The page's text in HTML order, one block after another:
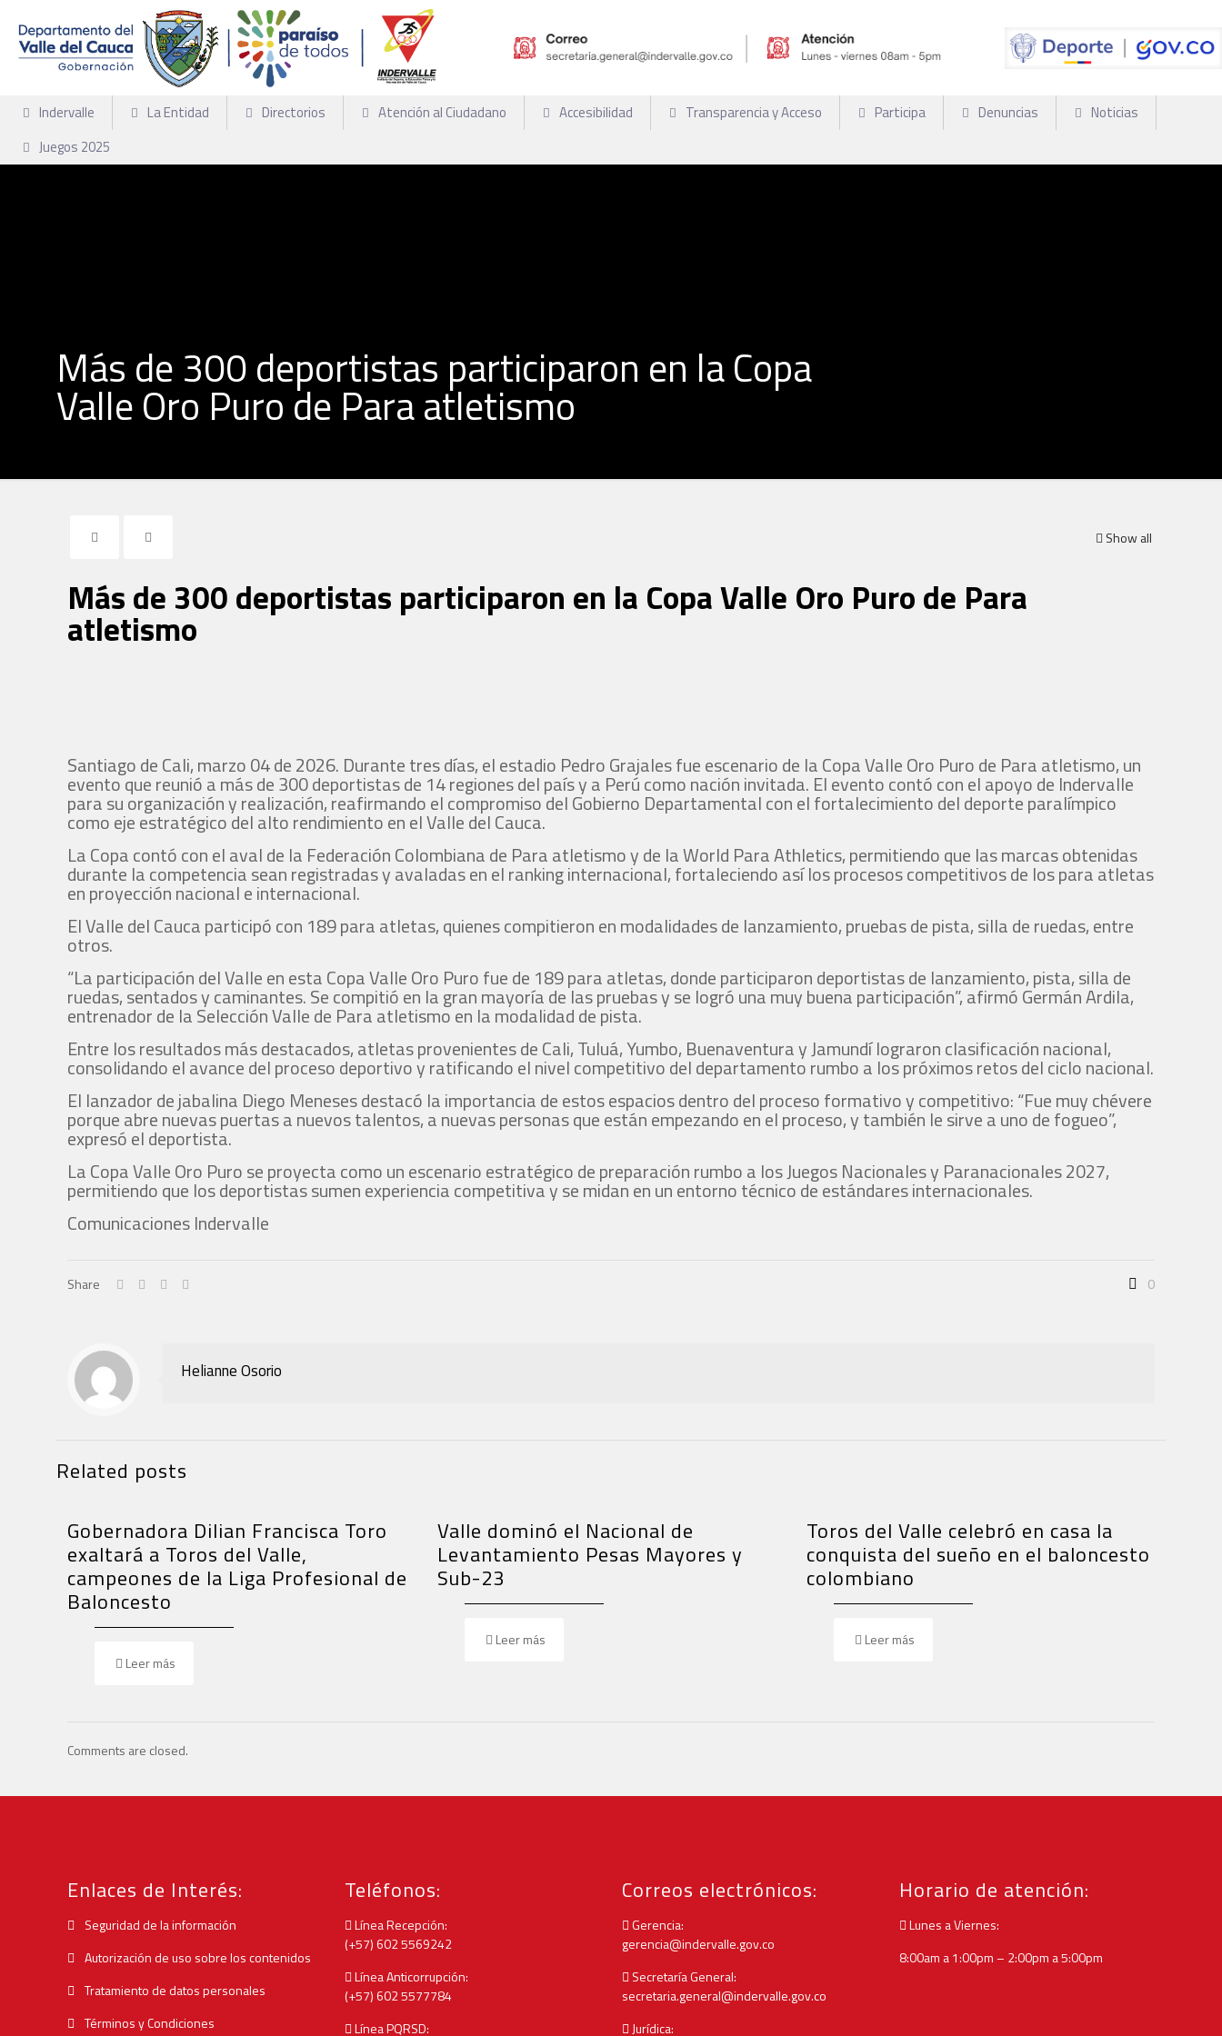
Indervalle La Entidad Directorios Atención al Ciudadano Accesibilidad Transparencia y Acceso Participa Denuncias
Noticias
Juegos 2025
Más de 300 deportistas participaron en la Copa
Valle Oro Puro de Para atletismo
Show all
Más de 300 deportistas participaron en la Copa Valle Oro Puro de Para
atletismo
Santiago de Cali, marzo 04 de 2026. Durante tres días, el estadio Pedro Grajales fue escenario de la Copa Valle Oro Puro de Para atletismo, un
evento que reunió a más de 300 deportistas de 14 regiones del país y a Perú como nación invitada. El evento contó con el apoyo de Indervalle
para su organización y realización, reafirmando el compromiso del Gobierno Departamental con el fortalecimiento del deporte paralímpico
como eje estratégico del alto rendimiento en el Valle del Cauca.
La Copa contó con el aval de la Federación Colombiana de Para atletismo y de la World Para Athletics, permitiendo que las marcas obtenidas
durante la competencia sean registradas y avaladas en el ranking internacional, fortaleciendo así los procesos competitivos de los para atletas
en proyección nacional e internacional.
El Valle del Cauca participó con 189 para atletas, quienes compitieron en modalidades de lanzamiento, pruebas de pista, silla de ruedas, entre
otros.
“La participación del Valle en esta Copa Valle Oro Puro fue de 189 para atletas, donde participaron deportistas de lanzamiento, pista, silla de
ruedas, sentados y caminantes. Se compitió en la gran mayoría de las pruebas y se logró una muy buena participación”, afirmó Germán Ardila,
entrenador de la Selección Valle de Para atletismo en la modalidad de pista.
Entre los resultados más destacados, atletas provenientes de Cali, Tuluá, Yumbo, Buenaventura y Jamundí lograron clasificación nacional,
consolidando el avance del proceso deportivo y ratificando el nivel competitivo del departamento rumbo a los próximos retos del ciclo nacional.
El lanzador de jabalina Diego Meneses destacó la importancia de estos espacios dentro del proceso formativo y competitivo: “Fue muy chévere
porque abre nuevas puertas a nuevos talentos, a nuevas personas que están empezando en el proceso, y también le sirve a uno de fogueo”,
expresó el deportista.
La Copa Valle Oro Puro se proyecta como un escenario estratégico de preparación rumbo a los Juegos Nacionales y Paranacionales 2027,
permitiendo que los deportistas sumen experiencia competitiva y se midan en un entorno técnico de estándares internacionales.
Comunicaciones Indervalle
Share 0
Helianne Osorio
Related posts
Gobernadora Dilian Francisca Toro
exaltará a Toros del Valle,
campeones de la Liga Profesional de
Baloncesto
Leer más
Valle dominó el Nacional de
Levantamiento Pesas Mayores y
Sub-23
Leer más
Toros del Valle celebró en casa la
conquista del sueño en el baloncesto
colombiano
Leer más
Comments are closed.
Enlaces de Interés:
Seguridad de la información
Autorización de uso sobre los contenidos
Tratamiento de datos personales
Términos y Condiciones
Teléfonos:
Línea Recepción:
(+57) 602 5569242
Línea Anticorrupción:
(+57) 602 5577784
Línea PQRSD:
Correos electrónicos:
Gerencia:
gerencia@indervalle.gov.co
Secretaría General:
secretaria.general@indervalle.gov.co
Jurídica:
Horario de atención:
Lunes a Viernes:
8:00am a 1:00pm – 2:00pm a 5:00pm